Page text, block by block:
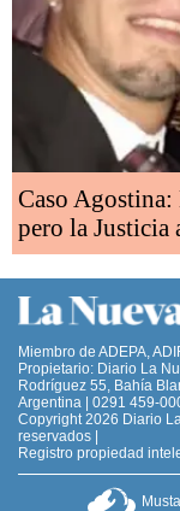
Caso Agostina:
pero la Justicia
Miembro de ADEPA,
Propietario: Diario La
Rodríguez 55, Bahía
Argentina | 0291 459-
Copyright 2026 Diario
reservados |
Registro propiedad